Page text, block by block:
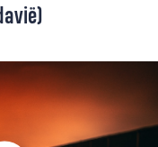
gezongen door een
koor